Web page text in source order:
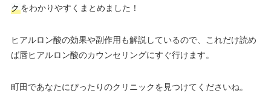
クをわかりやすくまとめました！
ヒアルロン酸の効果や副作用も解説しているので、これだけ読め
ば唇ヒアルロン酸のカウンセリングにすぐ行けます。
町田であなたにぴったりのクリニックを見つけてくださいね。